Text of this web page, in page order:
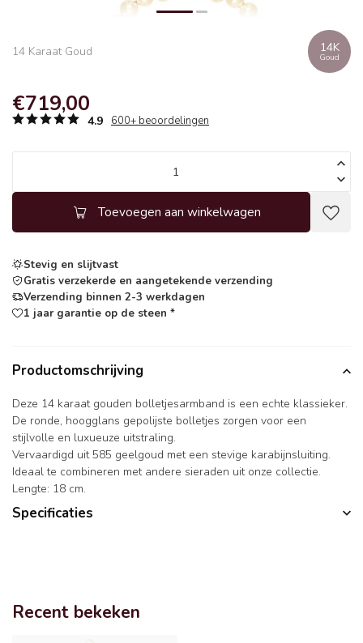
14 Karaat Goud 14K
Goud
€719,00
4.9 600+ beoordelingen
Toevoegen aan winkelwagen
Stevig en slijtvast
Gratis verzekerde en aangetekende verzending
Verzending binnen 2-3 werkdagen
1 jaar garantie op de steen *
Productomschrijving
Deze 14 karaat gouden bolletjesarmband is een echte klassieker.
De ronde, hoogglans gepolijste bolletjes zorgen voor een
stijlvolle en luxueuze uitstraling.
Vervaardigd uit 585 geelgoud met een stevige karabijnsluiting.
Ideaal te combineren met andere sieraden uit onze collectie.
Lengte: 18 cm.
Specificaties
Recent bekeken